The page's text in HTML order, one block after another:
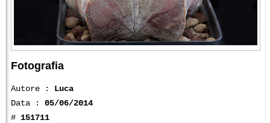
Fotografia
Autore : Luca
Data : 05/06/2014
# 151711